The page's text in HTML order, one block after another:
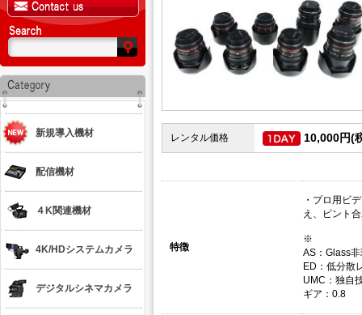
新規導入機材
配信機材
４K関連機材
4K/HDシステムカメラ
デジタルシネマカメラ
レンタル価格 10,000円(
特徴
・プロ用ビ
え、ピント
※
AS：Glass
ED：低分散
UMC：独自
ギア：0.8